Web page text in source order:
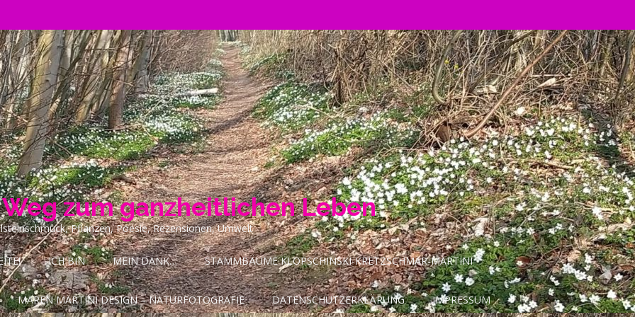
zum ganzheitlichen Leben
Pflanzen, Poesie, Rezensionen, Umwelt
ICH BIN MEIN DANK… STAMMBÄUME KLOPSCHINSKI-KRETZSCHMAR-MARTINI
MAREN MARTINI DESIGN – NATURFOTOGRAFIE DATENSCHUTZERKLÄRUNG IMPRESSUM